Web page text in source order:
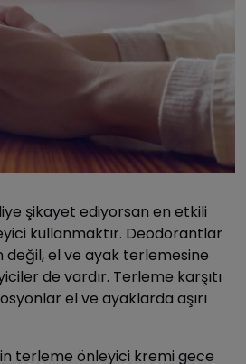
şikayet ediyorsan en etkili
kullanmaktır. Deodorantlar
değil, el ve ayak terlemesine
de vardır. Terleme karşıtı
el ve ayaklarda aşırı
terleme önleyici kremi gece